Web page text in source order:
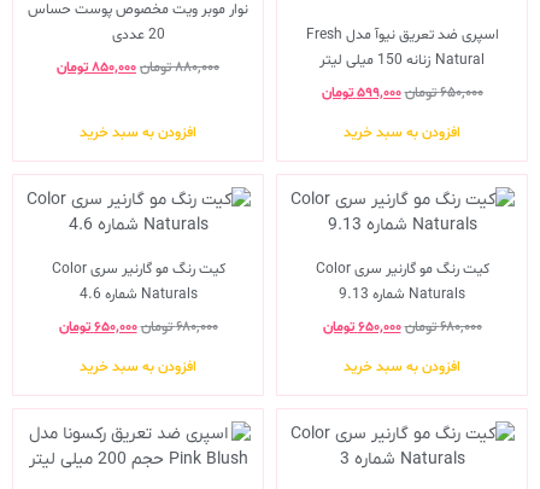
اسپری ضد تعریق نیوآ مدل Fresh
Natural زنانه 150 میلی لیتر
۶۵۰,۰۰۰تومان۵۹۹,۰۰۰ تومان
افزودن به سبد خرید
نوار موبر ویت مخصوص پوست حساس
20 عددی
۸۸۰,۰۰۰تومان۸۵۰,۰۰۰تومان
افزودن به سبد خرید
کیت رنگ مو گارنیر سری Color
Naturals شماره 9.13
۶۸۰,۰۰۰تومان۶۵۰,۰۰۰ تومان
افزودن به سبد خرید
کیت رنگ مو گارنیر سری Color
Naturals شماره 4.6
۶۸۰,۰۰۰تومان۶۵۰,۰۰۰ تومان
افزودن به سبد خرید